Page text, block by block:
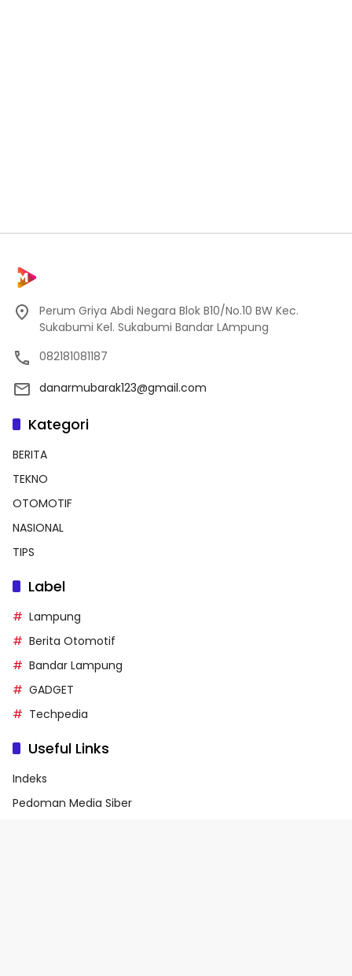
Perum Griya Abdi Negara Blok B10/No.10 BW Kec.
Sukabumi Kel. Sukabumi Bandar LAmpung
082181081187
danarmubarak123@gmail.com
Kategori
BERITA
TEKNO
OTOMOTIF
NASIONAL
TIPS
Label
Lampung
Berita Otomotif
Bandar Lampung
GADGET
Techpedia
Useful Links
Indeks
Pedoman Media Siber